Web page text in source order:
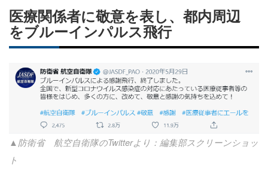
医療関係者に敬意を表し、都内周辺
をブルーインパルス飛行
▲防衛省 航空自衛隊のTwitterより：編集部スクリーンショッ
ト